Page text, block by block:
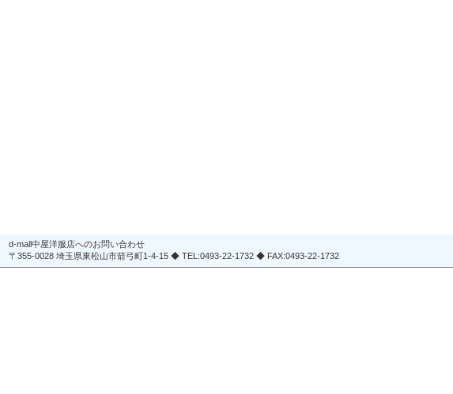
d-mall中屋洋服店へのお問い合わせ
〒355-0028 埼玉県東松山市箭弓町1-4-15 ◆ TEL:0493-22-1732 ◆ FAX:0493-22-1732